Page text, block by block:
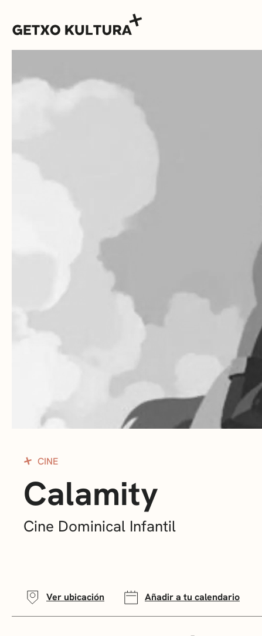
MUXIKEBARRI
CONTACTO
ENTRADAS
CINE
Calamity
Cine Dominical Infantil
Ver ubicación Añadir a tu calendario